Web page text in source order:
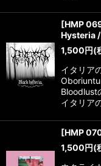
[HMP
Hysteria
1,500円(
イタリア
Bloodlust
イタリア
[HMP
1,500円(